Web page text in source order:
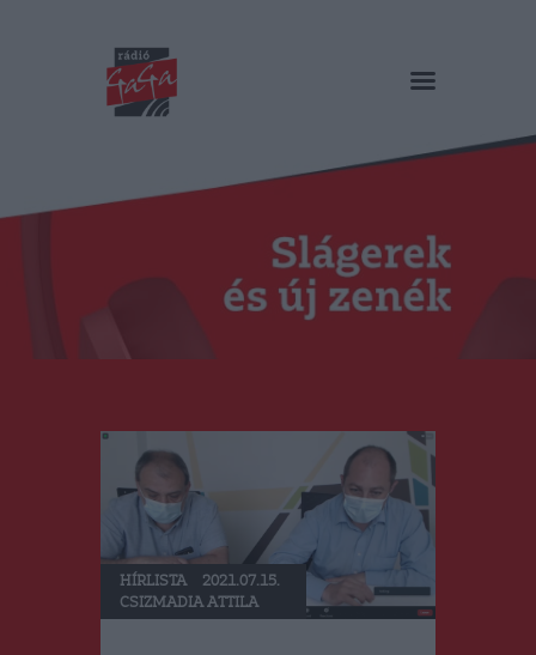
RÁDIÓ GAGA
Műsorok
Duma Duba
Podcast és videók
Stáb
Kapcsolat
HÍRLISTA
2021.07.15.
CSIZMADIA ATTILA